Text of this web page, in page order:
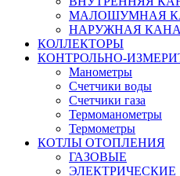
МАЛОШУМНАЯ
НАРУЖНАЯ
КОЛЛЕКТОРЫ
КОНТРОЛЬНО-
Манометры
Счетчики воды
Счетчики газа
Термоманометры
Термометры
КОТЛЫ ОТОПЛЕНИЯ
ГАЗОВЫЕ
ЭЛЕКТРИЧЕСКИЕ